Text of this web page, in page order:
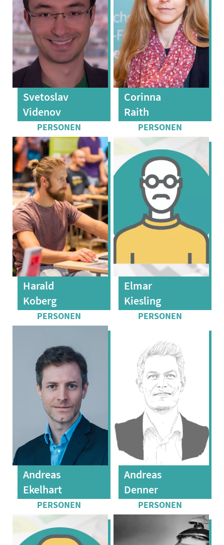
Svetoslav
Videnov
Corinna
Raith
Harald
Koberg
Elmar
Kiesling
Andreas
Ekelhart
Andreas
Denner